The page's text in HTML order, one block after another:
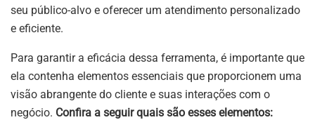
seu público-alvo e oferecer um atendimento personalizado
e eficiente.
Para garantir a eficácia dessa ferramenta, é importante que
ela contenha elementos essenciais que proporcionem uma
visão abrangente do cliente e suas interações com o
negócio. Confira a seguir quais são esses elementos: